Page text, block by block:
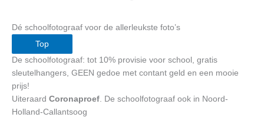
Dé schoolfotograaf voor de allerleukste foto’s
Top
De schoolfotograaf: tot 10% provisie voor school, gratis
sleutelhangers, GEEN gedoe met contant geld en een mooie
prijs!
Uiteraard Coronaproef . De schoolfotograaf ook in Noord-
Holland-Callantsoog